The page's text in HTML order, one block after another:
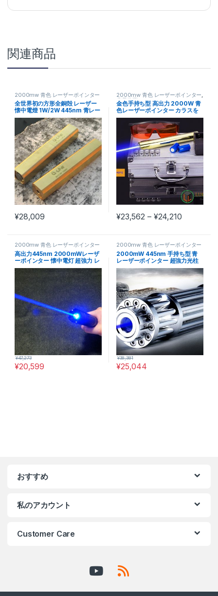
関連商品
2000mw 青色 レーザーポインター
全世界初の方形全銅殻 レーザー
懐中電燈 1W/2W 445nm 青レー
ザーポインター 防水機能
¥28,009
2000mw 青色 レーザーポインター
店長推薦
金色手持ち型 高出力 2000W 青
色レーザーポインター カラスを
追い払う 55%OFF 送料無料
¥23,562 – ¥24,210価格帯:
この商品には複数のバリエーシ
2000mw 青色 レーザーポインター
高出力445nm 2000mWレーザ
ーポインター 懐中電灯 超強力 レ
ーザーソード 特売!
¥20,599
¥47,273
2000mw 青色 レーザーポインター
2000mW 445nm 手持ち型 青
レーザーポインター 超強力光柱
レーザーポインター 高出力 販売
¥25,044
¥38,381
おすすめ
私のアカウント
Customer Care